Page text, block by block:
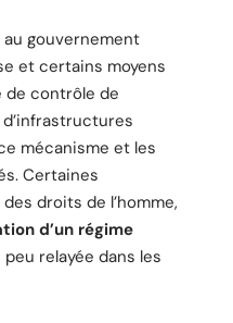
gouvernement
et certains moyens
de contrôle de
mécanisme et les
Certaines
droits de l’homme,
d’un régime
relayée dans les